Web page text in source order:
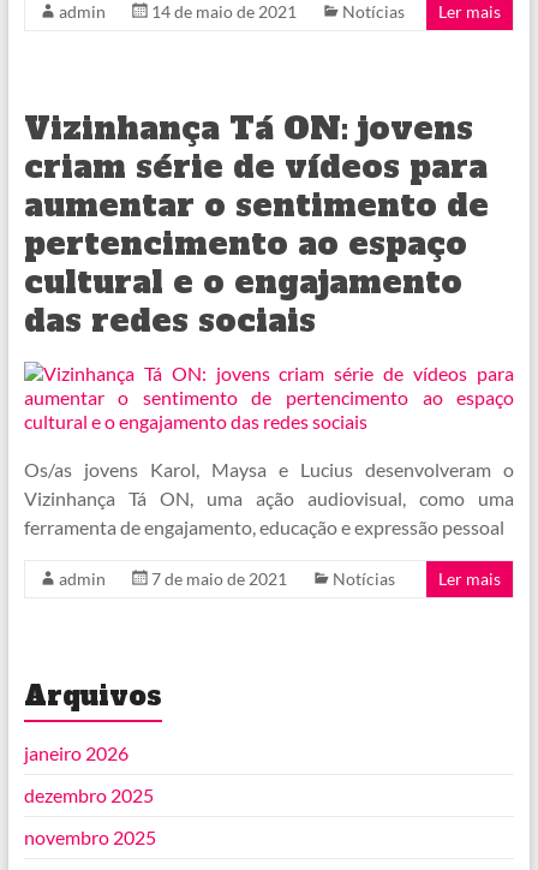
admin 14 de maio de 2021 Notícias Ler mais
Vizinhança Tá ON: jovens
criam série de vídeos para
aumentar o sentimento de
pertencimento ao espaço
cultural e o engajamento
das redes sociais
Os/as jovens Karol, Maysa e Lucius desenvolveram o
Vizinhança Tá ON, uma ação audiovisual, como uma
ferramenta de engajamento, educação e expressão pessoal
admin 7 de maio de 2021 Notícias Ler mais
Arquivos
janeiro 2026
dezembro 2025
novembro 2025